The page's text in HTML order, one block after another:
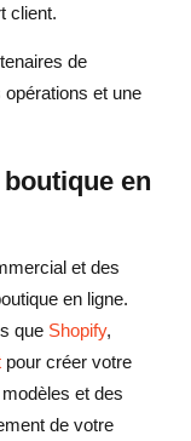
client.
de
et une
en
et des
en ligne.
que Shopify,
pour créer votre
et des
de votre